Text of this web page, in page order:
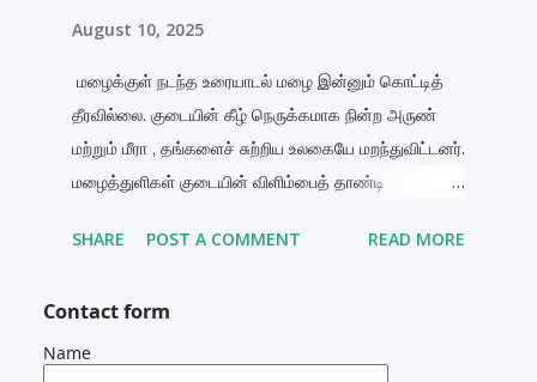
August 10, 2025
மழைக்குள் நடந்த உரையாடல் மழை இன்னும் கொட்டித்
தீரவில்லை. குடையின் கீழ் நெருக்கமாக நின்ற அருண்
மற்றும் மீரா , தங்களைச் சுற்றிய உலகையே மறந்துவிட்டனர்.
மழைத்துளிகள் குடையின் விளிம்பைத் தாண்டி
குளிர் மற்றும் வெப்பத்தின் கலவையை உணர்ந்தது.
சிரமமா?" என்று அருண் மெதுவாகக் கேட்டான். மீரா
சிரித்தாள், அவளது பார்வை அவனது கண்களை விட்டு
SHARE POST A COMMENT READ MORE
Contact form
Name